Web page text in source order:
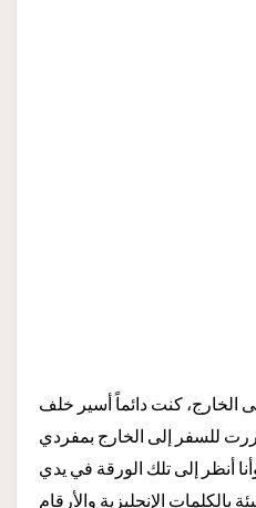
الخارج، كنت دائماً أسير خلف
للسفر إلى الخارج بمفردي
أنظر إلى تلك الورقة في يدي